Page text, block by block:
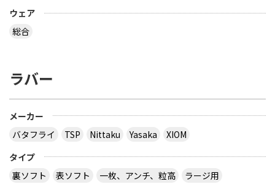
おうと思っているのは Li-Ning リーニン 中国代表ユ
３月２８日～島根県で行われた全国中学選抜卓球大
会で販売されていた 背面に「loved table
tennis~」と書かれたデザインTシャツ どこで購入
ウェア
総合
ラバー
メーカー
バタフライ
TSP Nittaku Yasaka
XIOM
タイプ
裏ソフト
表ソフト 一枚、アンチ、粒高 ラージ用